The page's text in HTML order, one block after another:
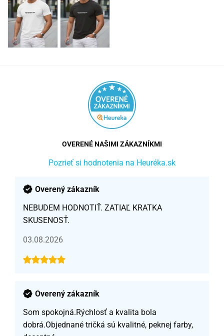
OVERENÉ NAŠIMI ZÁKAZNÍKMI
Pozrieť si hodnotenia na Heuréka.sk
Overený zákazník
NEBUDEM HODNOTIŤ. ZATIAĽ KRATKA
SKUSENOSŤ.
03.08.2026
Overený zákazník
Som spokojná.Rýchlosť a kvalita bola
dobrá.Objednané tričká sú kvalitné, peknej farby,